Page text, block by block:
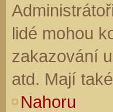
lidé mohou
zakazování
atd. Mají
Nahoru